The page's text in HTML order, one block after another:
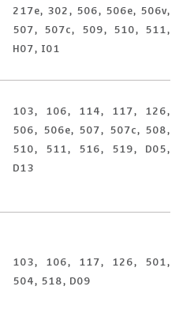
217e, 302, 506, 506e, 506v,
507, 507c, 509, 510, 511,
H07, I01
103, 106, 114, 117, 126,
506, 506e, 507, 507c, 508,
510, 511, 516, 519, D05,
D13
103, 106, 117, 126, 501,
504, 518, D09